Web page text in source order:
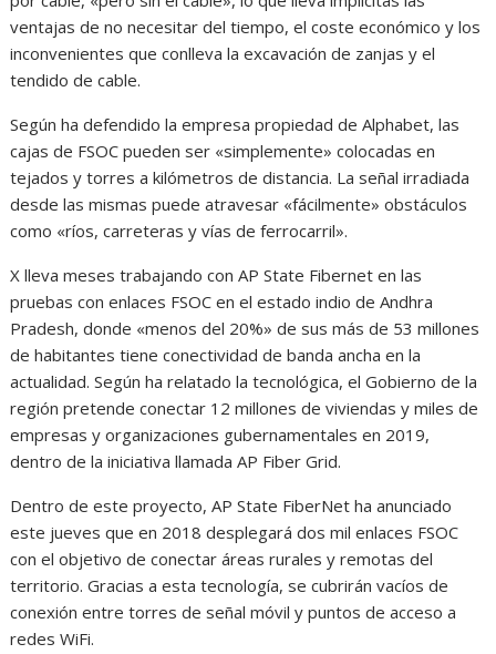
ventajas de no necesitar del tiempo, el coste económico y los
inconvenientes que conlleva la excavación de zanjas y el
tendido de cable.
Según ha defendido la empresa propiedad de Alphabet, las
cajas de FSOC pueden ser «simplemente» colocadas en
tejados y torres a kilómetros de distancia. La señal irradiada
desde las mismas puede atravesar «fácilmente» obstáculos
como «ríos, carreteras y vías de ferrocarril».
X lleva meses trabajando con AP State Fibernet en las
pruebas con enlaces FSOC en el estado indio de Andhra
Pradesh, donde «menos del 20%» de sus más de 53 millones
de habitantes tiene conectividad de banda ancha en la
actualidad. Según ha relatado la tecnológica, el Gobierno de la
región pretende conectar 12 millones de viviendas y miles de
empresas y organizaciones gubernamentales en 2019,
dentro de la iniciativa llamada AP Fiber Grid.
Dentro de este proyecto, AP State FiberNet ha anunciado
este jueves que en 2018 desplegará dos mil enlaces FSOC
con el objetivo de conectar áreas rurales y remotas del
territorio. Gracias a esta tecnología, se cubrirán vacíos de
conexión entre torres de señal móvil y puntos de acceso a
redes WiFi.